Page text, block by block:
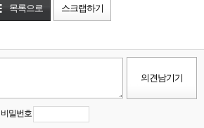
목록으로 스크랩하기
비밀번호